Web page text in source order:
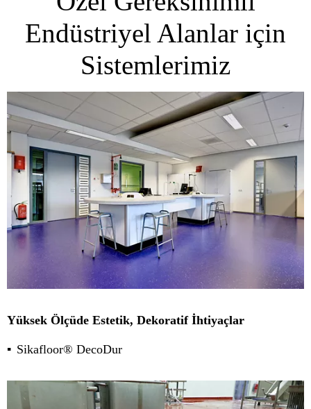
Endüstriyel Alanlar için
Sistemlerimiz
Yüksek Ölçüde Estetik, Dekoratif İhtiyaçlar
Sikafloor® DecoDur